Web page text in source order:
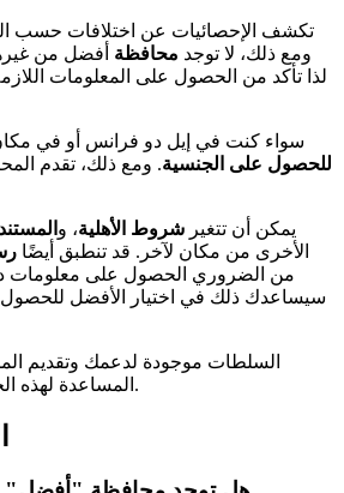
تكشف الإحصائيات عن اختلافات حسب
ومع ذلك، لا توجد محافظة أفضل من
لذا تأكد من الحصول على المعلومات
سواء كنت في إيل دو فرانس أو في
للحصول على الجنسية. ومع ذلك، تقدم
يمكن أن تتغير شروط الأهلية، و
الأخرى من مكان لآخر. قد تنطبق أيضًا
من الضروري الحصول على معلومات
سيساعدك ذلك في اختيار الأفضل
السلطات موجودة لدعمك وتقديم
المساعدة لهذه الخطوة الكبيرة في فرنسا.